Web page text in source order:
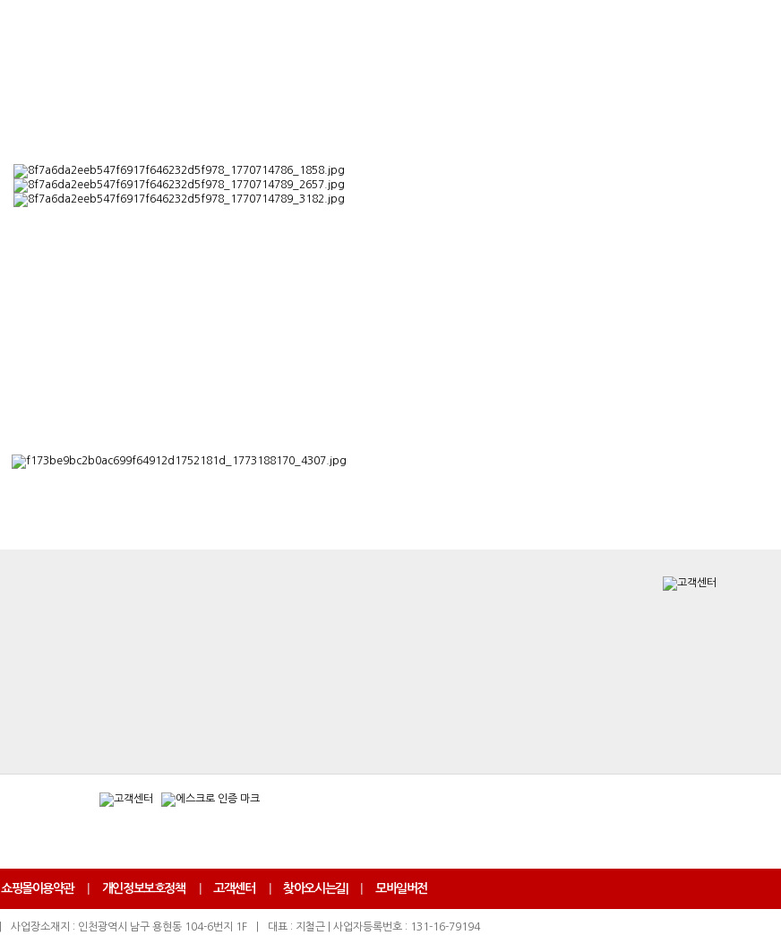
쇼핑몰이용약관 개인정보보호정책 고객센터 찾아오시는길 모바일버전
사업장소재지 : 인천광역시 남구 용현동 104-6번지 1F 대표 : 지철근 | 사업자등록번호 : 131-16-79194